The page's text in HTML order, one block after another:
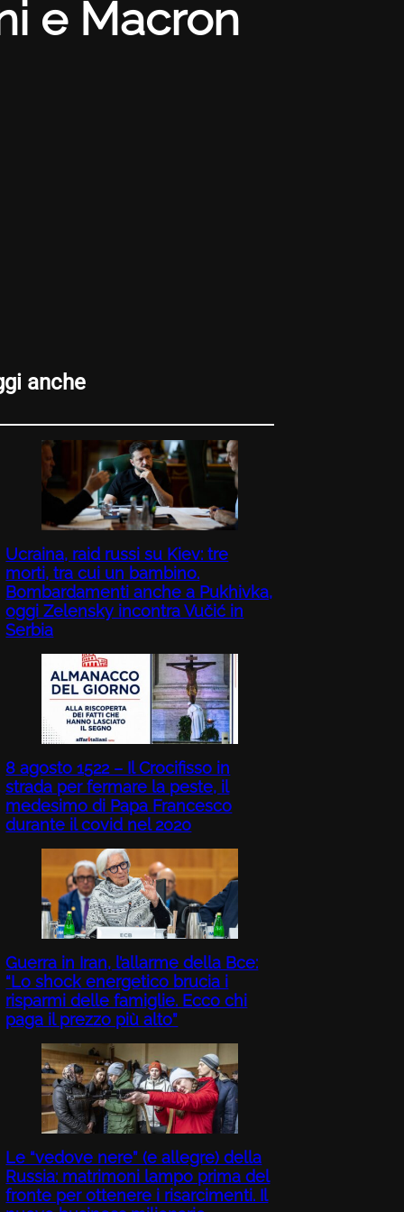
e Macron
anche
Ucraina, raid russi su Kiev: tre
morti, tra cui un bambino.
Bombardamenti anche a Pukhivka,
oggi Zelensky incontra Vučić in
Serbia
8 agosto 1522 – Il Crocifisso in
strada per fermare la peste, il
medesimo di Papa Francesco
durante il covid nel 2020
Guerra in Iran, l’allarme della Bce:
“Lo shock energetico brucia i
risparmi delle famiglie. Ecco chi
paga il prezzo più alto”
Le “vedove nere” (e allegre) della
Russia: matrimoni lampo prima del
fronte per ottenere i risarcimenti. Il